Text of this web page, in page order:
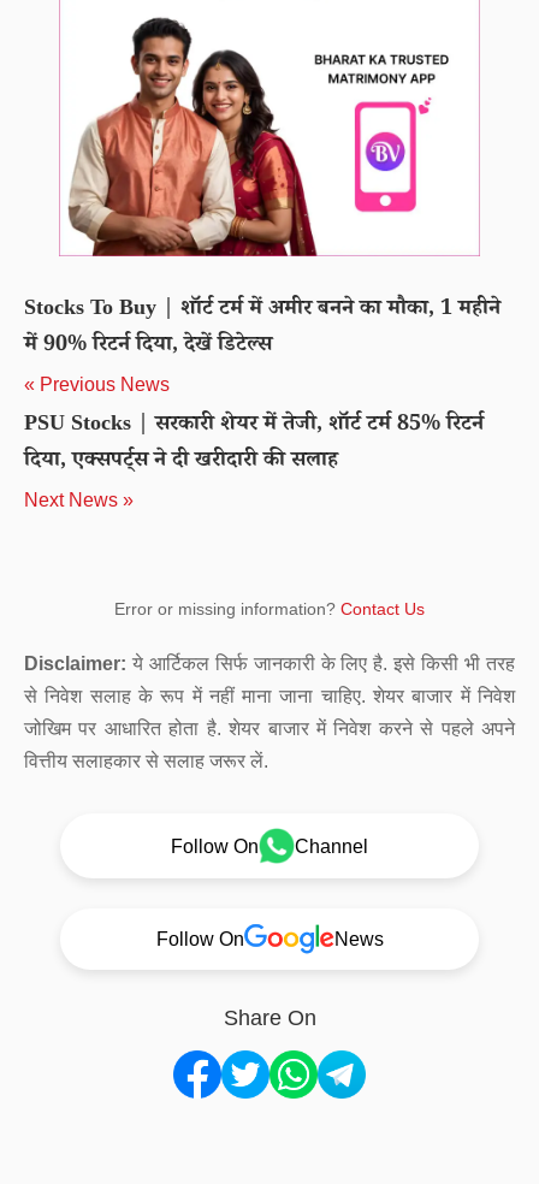
Stocks To Buy | शॉर्ट टर्म में अमीर बनने का मौका, 1 महीने
में 90% रिटर्न दिया, देखें डिटेल्स
« Previous News
PSU Stocks | सरकारी शेयर में तेजी, शॉर्ट टर्म 85% रिटर्न
दिया, एक्सपर्ट्स ने दी खरीदारी की सलाह
Next News »
Error or missing information? Contact Us
Disclaimer: ये आर्टिकल सिर्फ जानकारी के लिए है. इसे किसी भी तरह
से निवेश सलाह के रूप में नहीं माना जाना चाहिए. शेयर बाजार में निवेश
जोखिम पर आधारित होता है. शेयर बाजार में निवेश करने से पहले अपने
वित्तीय सलाहकार से सलाह जरूर लें.
Follow On Channel
Follow On News
Share On